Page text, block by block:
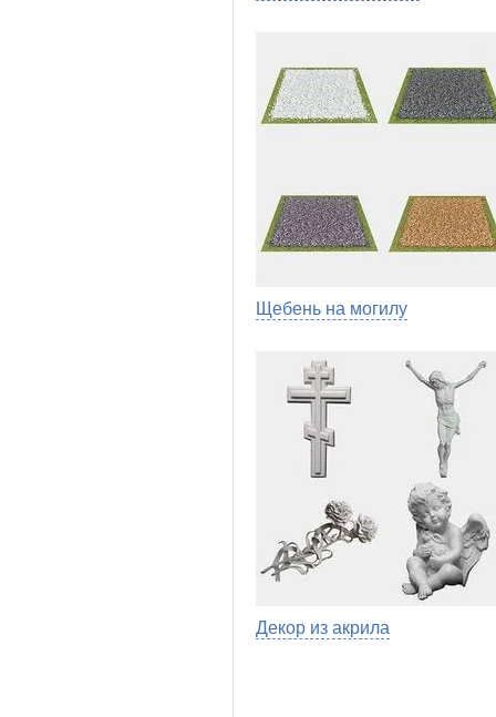
Щебень на могилу
Декор из акрила